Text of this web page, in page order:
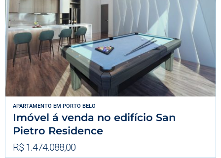
APARTAMENTO EM PORTO BELO
Imóvel á venda no edifício San
Pietro Residence
R$ 1.474.088,00